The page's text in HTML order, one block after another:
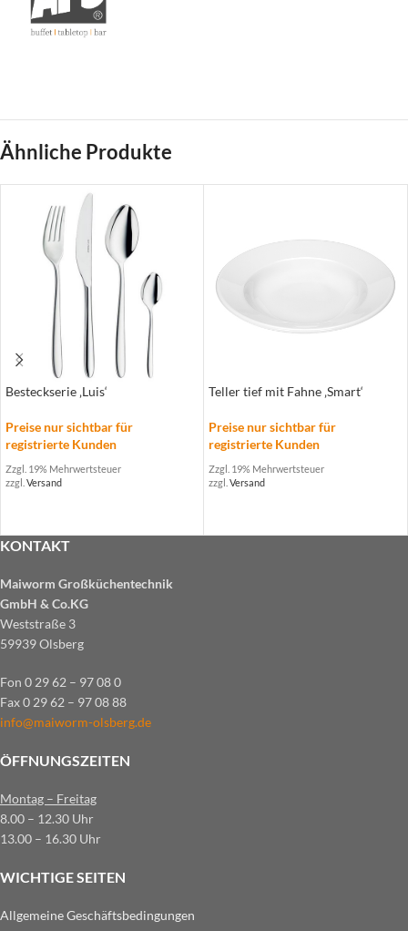
Ähnliche Produkte
Besteckserie ‚Luis‘
Preise nur sichtbar für
registrierte Kunden
Zzgl. 19% Mehrwertsteuer
zzgl. Versand
Teller tief mit Fahne ‚Smart‘
Preise nur sichtbar für
registrierte Kunden
Zzgl. 19% Mehrwertsteuer
zzgl. Versand
KONTAKT
Maiworm Großküchentechnik
GmbH & Co.KG
Weststraße 3
59939 Olsberg
Fon 0 29 62 – 97 08 0
Fax 0 29 62 – 97 08 88
info@maiworm-olsberg.de
ÖFFNUNGSZEITEN
Montag – Freitag
8.00 – 12.30 Uhr
13.00 – 16.30 Uhr
WICHTIGE SEITEN
Allgemeine Geschäftsbedingungen